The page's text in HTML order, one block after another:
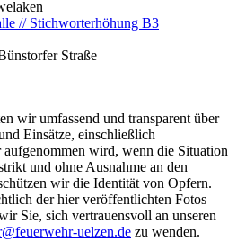
// Stichworterhöhung B3
Straße
wir umfassend und transparent über
Einsätze, einschließlich
wird, wenn die Situation
und ohne Ausnahme an den
wir die Identität von Opfern.
der hier veröffentlichten Fotos
Sie, sich vertrauensvoll an unseren
uelzen.de zu wenden.